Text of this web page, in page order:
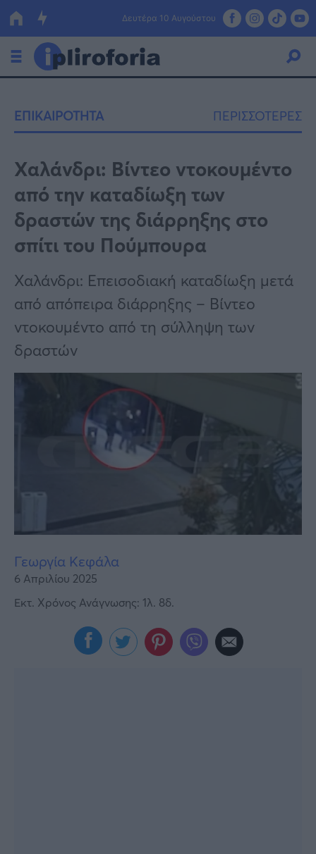
Δευτέρα 10 Αυγούστου
Οικονομία
Πολιτική
Τράπεζες
Επιδοτήσεις
Κόσμος
Lifestyle
Αθλητικά
Υγεία
Γυναίκα
ΕΠΙΚΑΙΡΟΤΗΤΑ ΠΕΡΙΣΣΟΤΕΡΕΣ
Χαλάνδρι: Βίντεο ντοκουμέντο
από την καταδίωξη των
δραστών της διάρρηξης στο
σπίτι του Πούμπουρα
Χαλάνδρι: Επεισοδιακή καταδίωξη μετά
από απόπειρα διάρρηξης – Βίντεο
ντοκουμέντο από τη σύλληψη των
δραστών
Γεωργία Κεφάλα
6 Απριλίου 2025
Εκτ. Χρόνος Ανάγνωσης: 1λ. 8δ.